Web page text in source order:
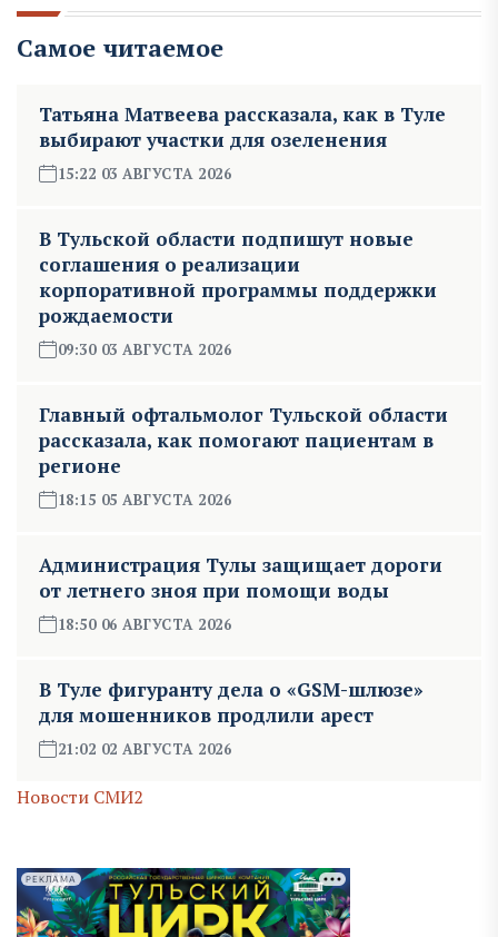
Самое читаемое
Татьяна Матвеева рассказала, как в Туле
выбирают участки для озеленения
15:22 03 АВГУСТА 2026
В Тульской области подпишут новые
соглашения о реализации
корпоративной программы поддержки
рождаемости
09:30 03 АВГУСТА 2026
Главный офтальмолог Тульской области
рассказала, как помогают пациентам в
регионе
18:15 05 АВГУСТА 2026
Администрация Тулы защищает дороги
от летнего зноя при помощи воды
18:50 06 АВГУСТА 2026
В Туле фигуранту дела о «GSM-шлюзе»
для мошенников продлили арест
21:02 02 АВГУСТА 2026
Новости СМИ2
РЕКЛАМА